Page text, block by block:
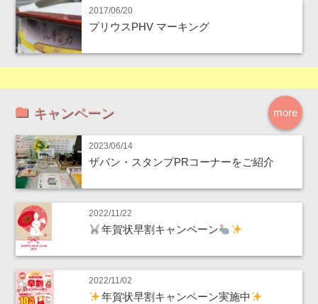
2017/06/20
プリウスPHV マーキング
more
キャンペーン
2023/06/14
ザバン・スタンプPRコーナーをご紹介
2022/11/22
年賀状早割キャンペーン
2022/11/02
年賀状早割キャンペーン実施中